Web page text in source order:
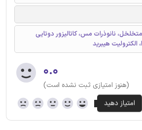
میکروکره های Co3O4 متخلخل، نانوذرات مس، کاتالیزور دوتایی
الکترولیت هیبرید
۰.۰
(هنوز امتیازی ثبت نشده است)